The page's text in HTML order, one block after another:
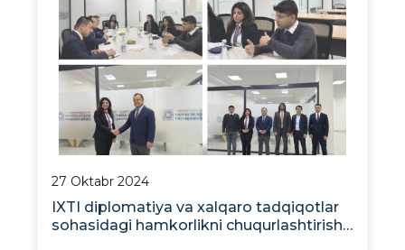
27 Oktabr 2024
IXTI diplomatiya va xalqaro tadqiqotlar
sohasidagi hamkorlikni chuqurlashtirish